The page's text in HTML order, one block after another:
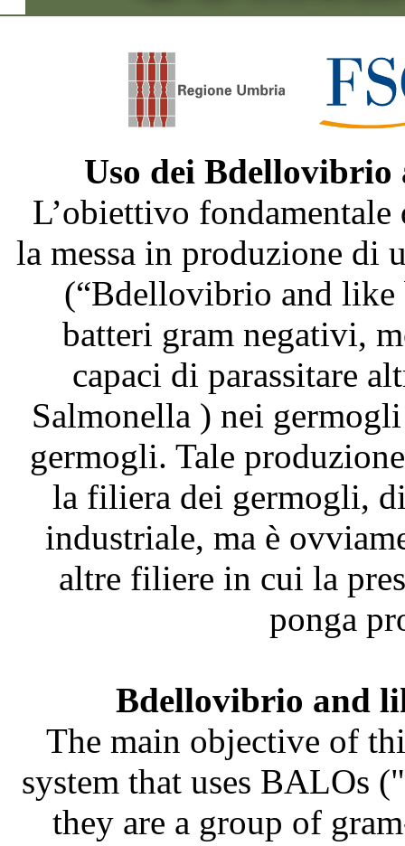
Uso dei
L’obiettivo fondamentale
la messa in produzione di
(“Bdellovibrio and like
batteri gram negativi,
capaci di parassitare
Salmonella ) nei
germogli. Tale
la filiera dei germogli,
industriale, ma è
altre filiere in cui la
ponga
Bdellovibrio and
The main objective of
system that uses BALOs
they are a group of